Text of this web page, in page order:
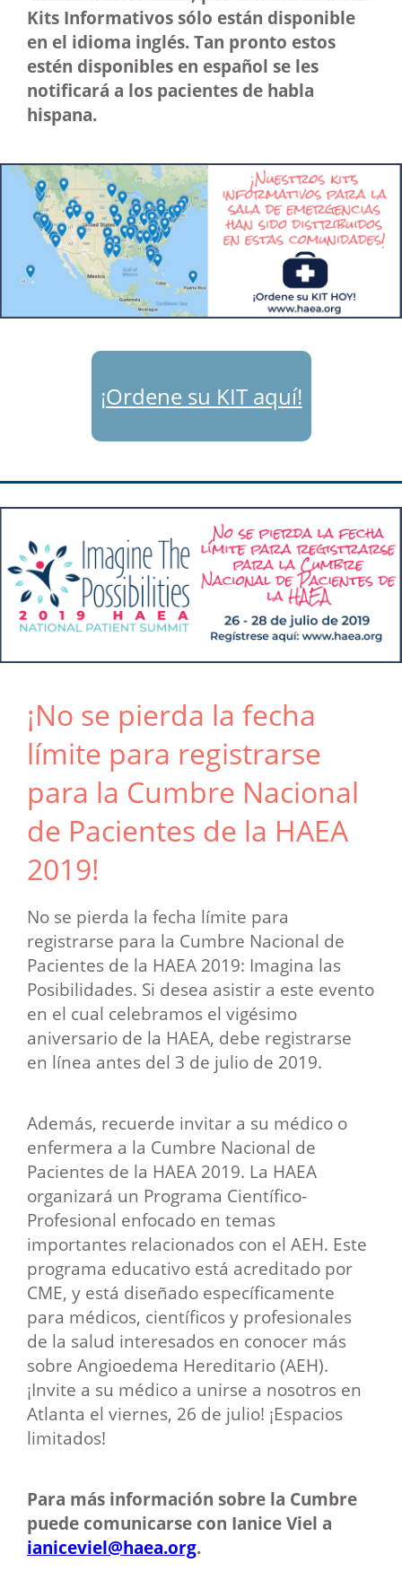
Kits Informativos sólo están disponible
en el idioma inglés. Tan pronto estos
estén disponibles en español se les
notificará a los pacientes de habla
hispana.
¡Ordene su KIT aquí!
¡No se pierda la fecha
límite para registrarse
para la Cumbre Nacional
de Pacientes de la HAEA
2019!
No se pierda la fecha límite para
registrarse para la Cumbre Nacional de
Pacientes de la HAEA 2019: Imagina las
Posibilidades. Si desea asistir a este evento
en el cual celebramos el vigésimo
aniversario de la HAEA, debe registrarse
en línea antes del 3 de julio de 2019.
Además, recuerde invitar a su médico o
enfermera a la Cumbre Nacional de
Pacientes de la HAEA 2019. La HAEA
organizará un Programa Científico-
Profesional enfocado en temas
importantes relacionados con el AEH. Este
programa educativo está acreditado por
CME, y está diseñado específicamente
para médicos, científicos y profesionales
de la salud interesados en conocer más
sobre Angioedema Hereditario (AEH).
¡Invite a su médico a unirse a nosotros en
Atlanta el viernes, 26 de julio! ¡Espacios
limitados!
Para más información sobre la Cumbre
puede comunicarse con Ianice Viel a
ianiceviel@haea.org.